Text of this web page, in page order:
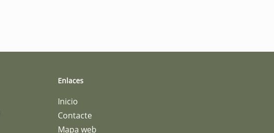
Enlaces
Inicio
Contacte
Mapa web